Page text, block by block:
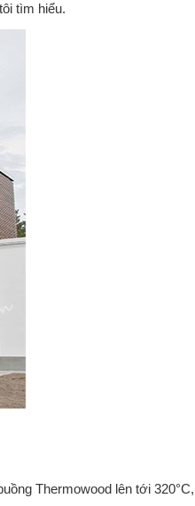
tìm hiểu.
Thermowood lên tới 320°C,